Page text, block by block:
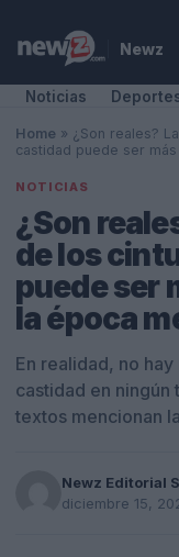
Newz
Noticias
Home » ¿Son reales?
castidad puede ser
NOTICIAS
¿Son
de los
puede ser
la época
En realidad, no
castidad en
textos mencionan
Newz Editorial
diciembre 15,